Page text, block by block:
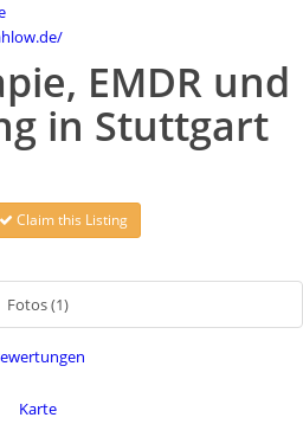
EMDR und
in Stuttgart
Claim this Listing
Fotos (1)
Karte